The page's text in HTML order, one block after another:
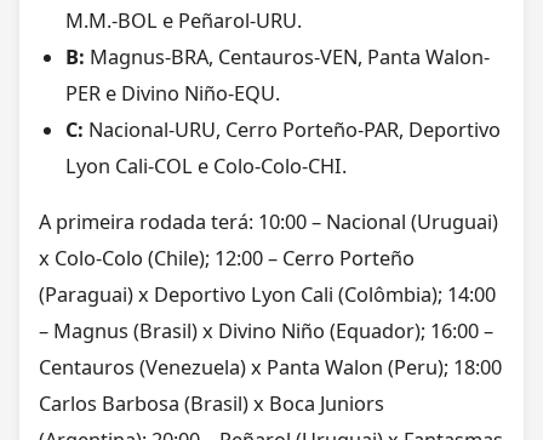
M.M.-BOL e Peñarol-URU.
B: Magnus-BRA, Centauros-VEN, Panta Walon-
PER e Divino Niño-EQU.
C: Nacional-URU, Cerro Porteño-PAR, Deportivo
Lyon Cali-COL e Colo-Colo-CHI.
A primeira rodada terá: 10:00 – Nacional (Uruguai)
x Colo-Colo (Chile); 12:00 – Cerro Porteño
(Paraguai) x Deportivo Lyon Cali (Colômbia); 14:00
– Magnus (Brasil) x Divino Niño (Equador); 16:00 –
Centauros (Venezuela) x Panta Walon (Peru); 18:00
Carlos Barbosa (Brasil) x Boca Juniors